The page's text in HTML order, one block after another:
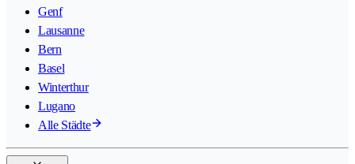
Genf
Lausanne
Bern
Basel
Winterthur
Lugano
Alle Städte